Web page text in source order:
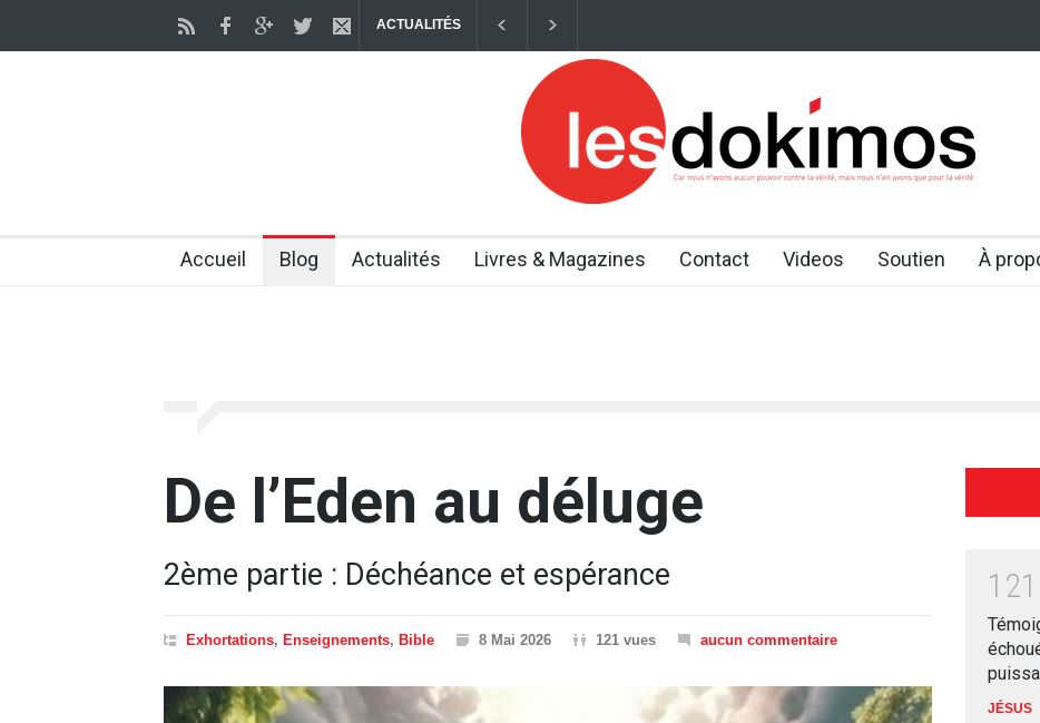
ACTUALITÉS
Comment la Marche pour Jésus est devenue la première procession œcuménique en France Des dizaines
Accueil Blog Actualités Livres & Magazines Contact Videos Soutien À
De l’Eden au déluge
2ème partie : Déchéance et espérance
Exhortations, Enseignements, Bible 8 Mai 2026 121 vues aucun commentaire
1 21
JÉSUS